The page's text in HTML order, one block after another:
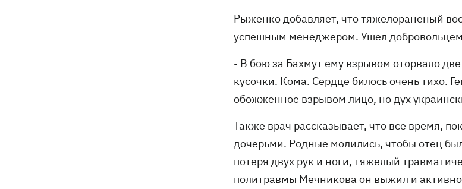
Рыженко добавляет, что тяжелораненый
успешным менеджером. Ушел
- В бою за Бахмут ему взрывом оторвало
кусочки. Кома. Сердце билось очень тихо.
обожженное взрывом лицо, но дух
Также врач рассказывает, что все время,
дочерьми. Родные молились, чтобы отец
потеря двух рук и ноги, тяжелый
политравмы Мечникова он выжил и активно